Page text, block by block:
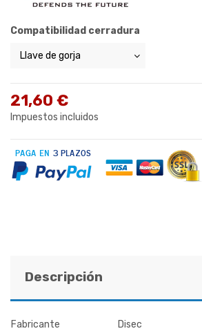
Compatibilidad cerradura
21,60 €
Impuestos incluidos
Descripción
Fabricante
Disec